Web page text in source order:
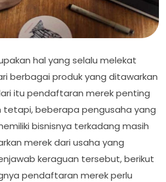
hal yang selalu melekat
berbagai produk yang ditawarkan
itu pendaftaran merek penting
tetapi, beberapa pengusaha yang
bisnisnya terkadang masih
merek dari usaha yang
keraguan tersebut, berikut
pendaftaran merek perlu